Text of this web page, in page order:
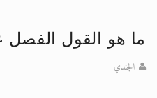
ما هو القول الفصل
الجندي